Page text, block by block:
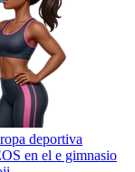
deportiva
en el e gimnasio